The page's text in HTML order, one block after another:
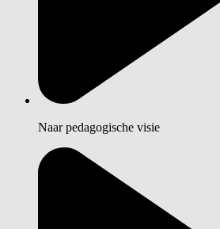
Naar pedagogische visie